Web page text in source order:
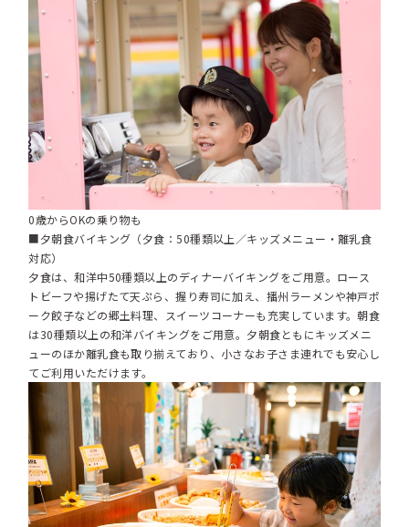
0歳からOKの乗り物も
■夕朝食バイキング（夕食：50種類以上／キッズメニュー・離乳食
対応）
夕食は、和洋中50種類以上のディナーバイキングをご用意。ロース
トビーフや揚げたて天ぷら、握り寿司に加え、播州ラーメンや神戸ポ
ーク餃子などの郷土料理、スイーツコーナーも充実しています。朝食
は30種類以上の和洋バイキングをご用意。夕朝食ともにキッズメニ
ューのほか離乳食も取り揃えており、小さなお子さま連れでも安心し
てご利用いただけます。